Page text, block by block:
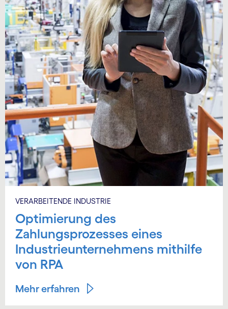
VERARBEITENDE INDUSTRIE
Optimierung des
Zahlungsprozesses eines
Industrieunternehmens mithilfe
von RPA
Mehr erfahren